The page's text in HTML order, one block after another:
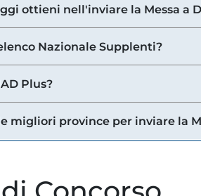
ottieni nell'inviare la Messa a
Nazionale Supplenti?
Plus?
migliori province per inviare la